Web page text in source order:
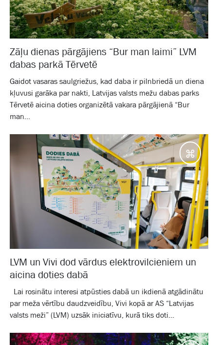
Zāļu dienas pārgājiens “Bur man laimi” LVM
dabas parkā Tērvetē
Gaidot vasaras saulgriežus, kad daba ir pilnbriedā un diena
kļuvusi garāka par nakti, Latvijas valsts mežu dabas parks
Tērvetē aicina doties organizētā vakara pārgājienā “Bur
man...
LVM un Vivi dod vārdus elektrovilcieniem un
aicina doties dabā
Lai rosinātu interesi atpūsties dabā un ikdienā atgādinātu
par meža vērtību daudzveidību, Vivi kopā ar AS “Latvijas
valsts meži” (LVM) uzsāk iniciatīvu, kurā tiks doti...